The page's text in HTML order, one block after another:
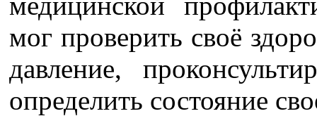
мог проверить своё
давление,
определить состояние